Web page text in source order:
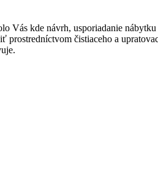
Vás kde návrh, usporiadanie
prostredníctvom čistiaceho a